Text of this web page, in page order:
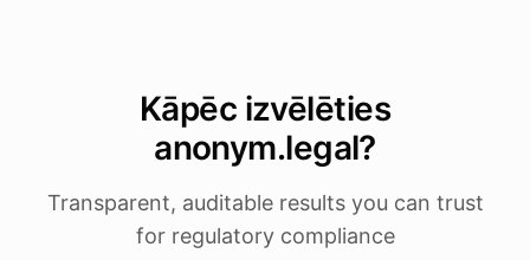
Kāpēc izvēlēties
anonym.legal?
Transparent, auditable results you can trust
for regulatory compliance